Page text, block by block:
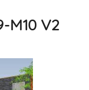
M10 V2